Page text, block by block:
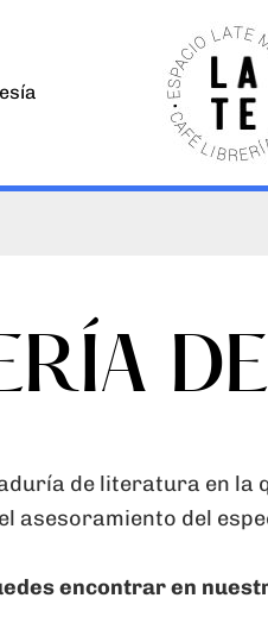
de literatura en la
asesoramiento del
encontrar en